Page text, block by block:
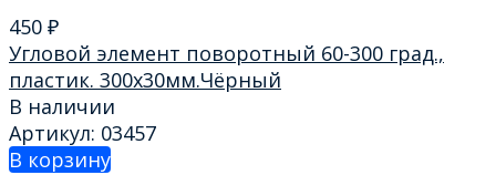
450 ₽
Угловой элемент поворотный 60-300 град.,
пластик. 300х30мм.Чёрный
В наличии
Артикул: 03457
В корзину